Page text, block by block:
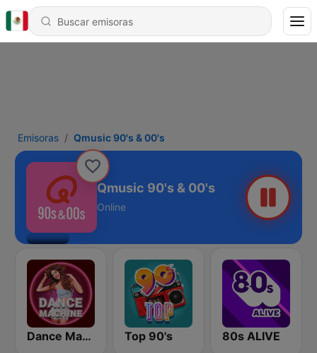
Emisoras Qmusic 90's & 00's
Qmusic 90's & 00's
Online
Dance Machine Top 90's 80s ALIVE